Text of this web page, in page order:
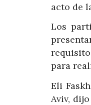
acto de
Los
para
Eli
Aviv,